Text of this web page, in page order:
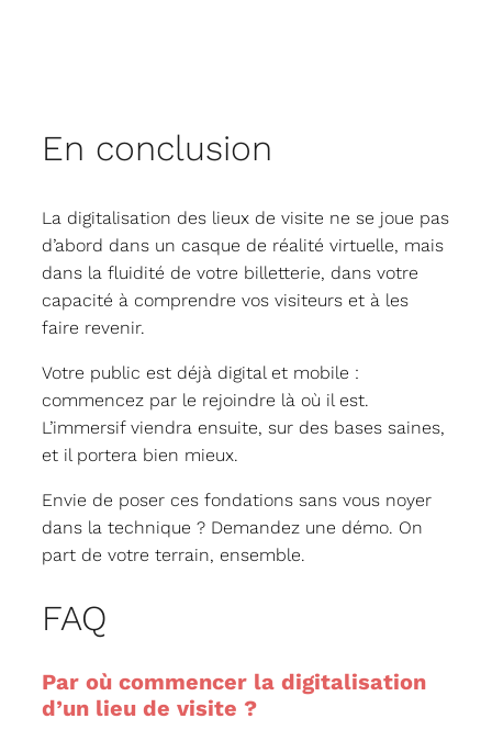
En conclusion
La digitalisation des lieux de visite ne se joue pas
d’abord dans un casque de réalité virtuelle, mais
dans la fluidité de votre billetterie, dans votre
capacité à comprendre vos visiteurs et à les
faire revenir.
Votre public est déjà digital et mobile :
commencez par le rejoindre là où il est.
L’immersif viendra ensuite, sur des bases saines,
et il portera bien mieux.
Envie de poser ces fondations sans vous noyer
dans la technique ? Demandez une démo. On
part de votre terrain, ensemble.
FAQ
Par où commencer la digitalisation
d’un lieu de visite ?